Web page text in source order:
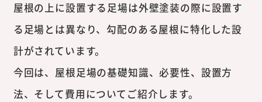
屋根の上に設置する足場は外壁塗装の際に設置す
る足場とは異なり、勾配のある屋根に特化した設
計がされています。
今回は、屋根足場の基礎知識、必要性、設置方
法、そして費用についてご紹介します。